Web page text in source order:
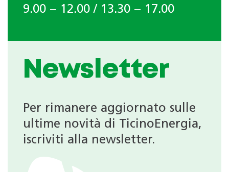
9.00 − 12.00 / 13.30 − 17.00
Newsletter
Per rimanere aggiornato sulle
ultime novità di TicinoEnergia,
iscriviti alla newsletter.